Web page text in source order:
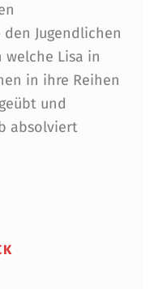
Jugendlichen
welche Lisa in
in ihre Reihen
und
absolviert